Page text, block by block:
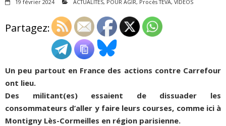
QUI SOMMES-NOUS ?
ADHÉSIONS, DONS, CONTACT
19 février 2024 ACTUALITÉS, POUR AGIR, Procès TEVA, VIDÉOS
Partagez:
Un peu partout en France des actions contre Carrefour
ont lieu.
Des militant(es)essaient de dissuader les
consommateurs d’aller y faire leurs courses, comme ici à
Montigny Lès-Cormeilles en région parisienne.